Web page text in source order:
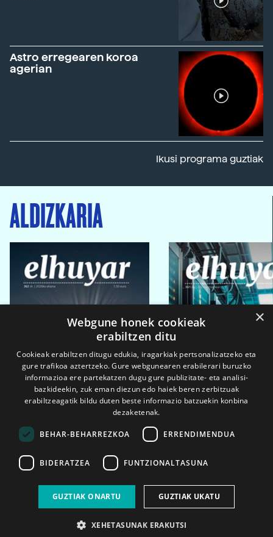
Astro erregearen koroa
agerian
Ikusi programa guztiak
ALDIZKARIA
2026ko eka. 1a 2026ko mar. 1a
×
Webgune honek cookieak
erabiltzen ditu
Cookieak erabiltzen ditugu edukia, iragarkiak pertsonalizatzeko eta
gure trafikoa aztertzeko. Gure webgunearen erabilerari buruzko
informazioa ere partekatzen dugu gure publizitate- eta analisi-
bazkideekin, zuk eman diezun edo haiek beren zerbitzuak
erabiltzeagatik bildu duten beste informazio batzuekin konbina
dezaketenak.
BEHAR-BEHARREZKOA ERRENDIMENDUA
BIDERATZEA FUNTZIONALTASUNA
GUZTIAK ONARTU GUZTIAK UKATU
XEHETASUNAK ERAKUTSI